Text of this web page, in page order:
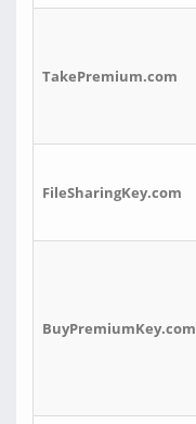
TakePremium.com
FileSharingKey.com
BuyPremiumKey.com